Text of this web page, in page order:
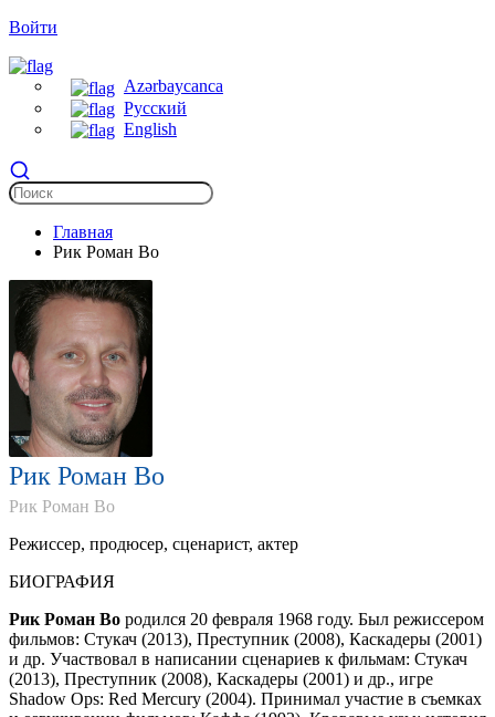
Войти
Azərbaycanca
Русский
English
Главная
Рик Роман Во
Рик Роман Во
Рик Роман Во
Режиссер, продюсер, сценарист, актер
БИОГРАФИЯ
Рик Роман Во родился 20 февраля 1968 году. Был режиссером
фильмов: Стукач (2013), Преступник (2008), Каскадеры (2001)
и др. Участвовал в написании сценариев к фильмам: Стукач
(2013), Преступник (2008), Каскадеры (2001) и др., игре
Shadow Ops: Red Mercury (2004). Принимал участие в съемках